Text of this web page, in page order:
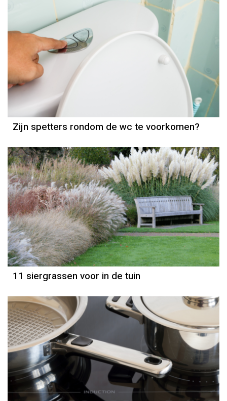
Zijn spetters rondom de wc te voorkomen?
11 siergrassen voor in de tuin